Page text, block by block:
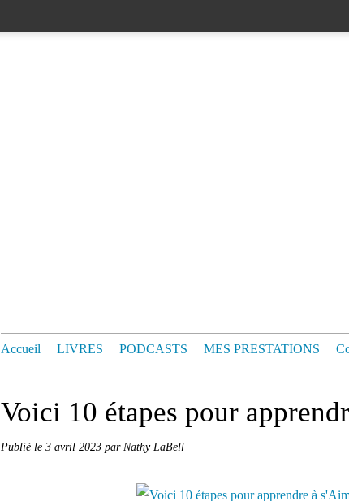
Accueil LIVRES PODCASTS MES PRESTATIONS
Voici 10 étapes pour
Publié le 3 avril 2023 par Nathy LaBell